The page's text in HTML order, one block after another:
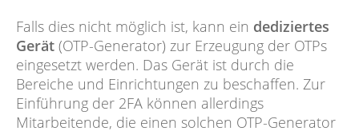
Falls dies nicht möglich ist, kann ein dediziertes
Gerät (OTP-Generator) zur Erzeugung der OTPs
eingesetzt werden. Das Gerät ist durch die
Bereiche und Einrichtungen zu beschaffen. Zur
Einführung der 2FA können allerdings
Mitarbeitende, die einen solchen OTP-Generator